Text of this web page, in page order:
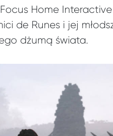
Home
de Runes i jej
dżumą świata.